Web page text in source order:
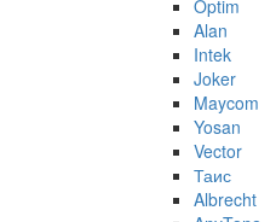
Optim
Alan
Intek
Joker
Maycom
Yosan
Vector
Таис
Albrecht